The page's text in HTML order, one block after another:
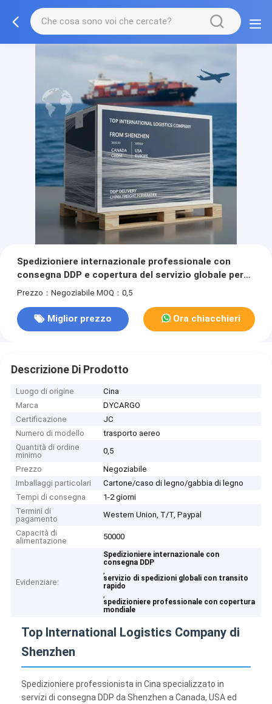
Spedizioniere internazionale professionale con
consegna DDP e copertura del servizio globale per
tempi di transito rapidi
Prezzo：Negoziabile MOQ：0,5
Miglior prezzo Ora chiacchieri
Descrizione Di Prodotto
Luogo di origine
Cina
Marca
DYCARGO
Certificazione
JC
Numero di modello
trasporto aereo
Quantità di ordine
minimo
0,5
Prezzo
Negoziabile
Imballaggi particolari
Cartone/caso di legno/gabbia di legno
Tempi di consegna
1-2 giorni
Termini di
pagamento
Western Union, T/T, Paypal
Capacità di
alimentazione
50000
Evidenziare:
Spedizioniere internazionale con
consegna DDP
,
servizio di spedizioni globali con transito
rapido
,
spedizioniere professionale con copertura
mondiale
Top International Logistics Company di
Shenzhen
Spedizioniere professionista in Cina specializzato in
servizi di consegna DDP da Shenzhen a Canada, USA ed